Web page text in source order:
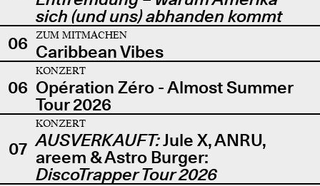
sich (und uns) abhanden kommt
06
ZUM MITMACHEN
Caribbean Vibes
06
KONZERT
Opération Zéro - Almost Summer
Tour 2026
07
KONZERT
AUSVERKAUFT:Jule X, ANRU,
areem & Astro Burger:
DiscoTrapper Tour 2026